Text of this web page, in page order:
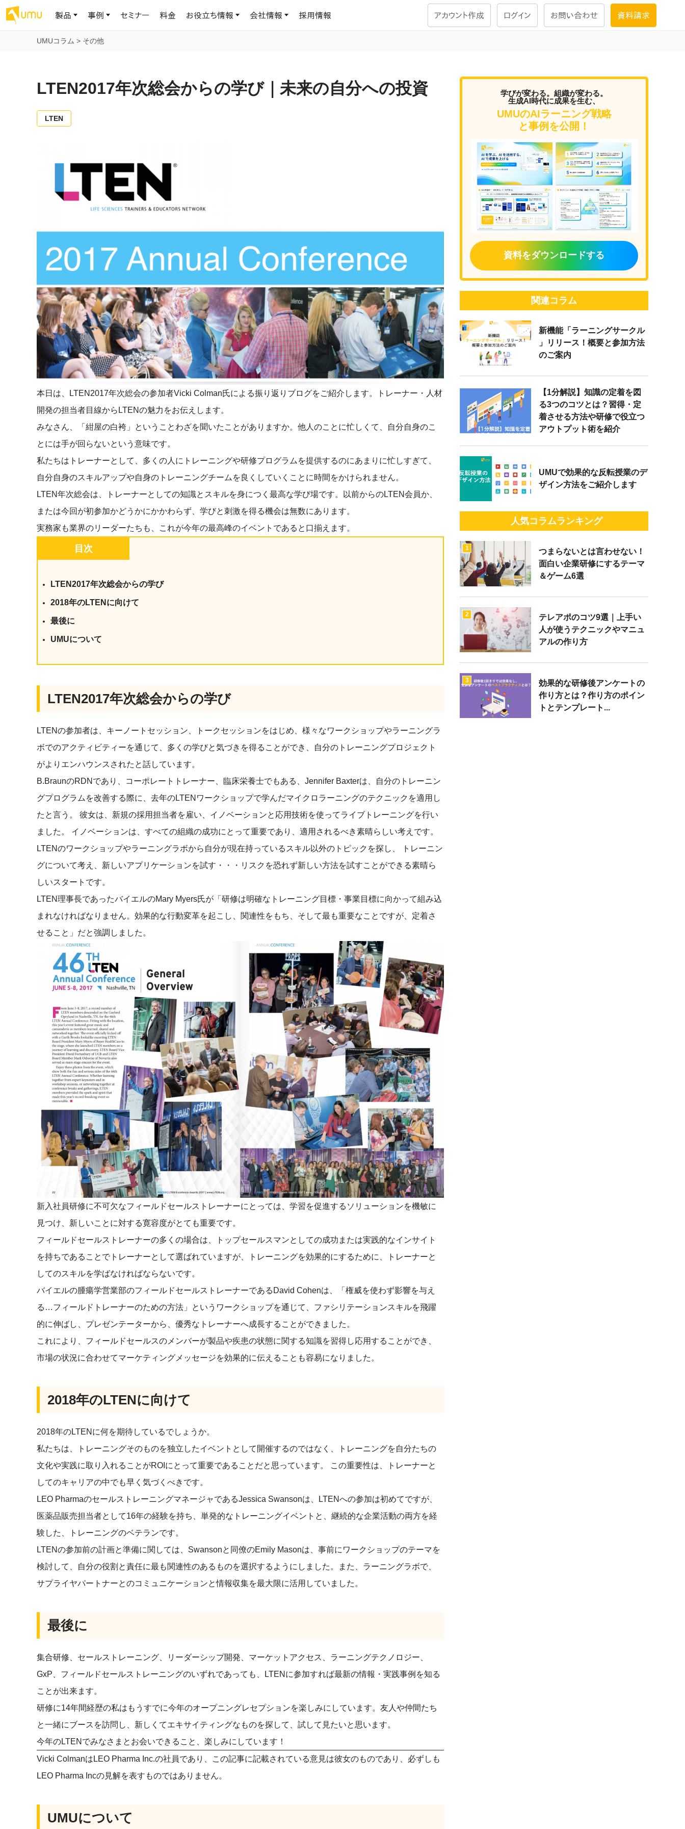
製品
AIリテラシーコース
大規模言語モデル時代のAIリテラ
まで。AIを使いこなすプロンプトリテ
AIリテラシー アセスメント
AI人材育成：次世代トップセー
営業担当者のAI活用力を高め、成
約率向上を実現
AI人材育成：ビジネスライティ
AI時代の全ビジネスパーソン必須
のコアスキル。 ドラフト作成を自動
化し、業務スピードを加速
AI人材育成：タイムマネジメント
AIでタスクの優先順位を瞬時に判
管理へ
AI人材育成：プロジェクトマネ
ジメント
AIでステークホルダー分析を行い、
戦略を立案。組織を巻き込み、成果
を出す推進力を養う
AI人材育成：HRエンパワーメ
AIでオペレーション業務から解放。
人と向き合い、組織を変える戦略人
AIロープレ
学習の科学に基づくAIロープレで、
AI マネジメント Dojo
ードバックでスキルを定着
uShow
製品紹介や営業トレーニングといっ
た、重要なビジネスプレゼンに最適
化されたPPTスピーチ練習
UMU AI課題
AIによる個別フィードバックで練習
の質を飛躍的に高め、スキルアップ
を実現
UMU AIビデオ
AIバーチャル講師の動画をワンクリ
ックで作成。企業研修やマニュアル
作成の手間を削減
社内の情報資産を活用し、社員か
らの質問に回答する専属のAIアシ
UMU AIジェスチャー課題
スピーチやプレゼンに効果的なジェ
スチャーに特化した実践トレーニン
ラーニングプラットフォーム
試験を受ける
大画面インタラクション
学習プログラム
事例
お客様の課題解決のプロセスと成果を、インタビュー記事でご紹介し
お客様の声
2.8万社以上が導入した信頼と実績の一覧を、こちらでご覧いただけ
セミナー 料金 お役立ち情報
AI活用や人材育成に役立つ、課題解決のための資料を無料でご提
供します
お知らせ
プロが作成した質の高い研修コースを購入し、即座に自社で導入で
専門家がAIや組織開発を深掘り解説する、実践に役立つナレッジで
す
会社情報
世界203カ国・国内28,000社以上の導入実績と基本情報
ミッション・ビジョン、社名に込められた想い
代表と各分野の顧問・アドバイザーをご紹介
採用情報 アカウント作成 ログイン お問い合わせ 資料請求
UMUコラム > その他
LTEN2017年次総会からの学び｜未来の自分への投資
LTEN
本日は、LTEN2017年次総会の参加者Vicki Colman氏による振り返りブログをご紹介します。トレーナー・人材
開発の担当者目線からLTENの魅力をお伝えします。
みなさん、「紺屋の白袴」ということわざを聞いたことがありますか。他人のことに忙しくて、自分自身のこ
とには手が回らないという意味です。
私たちはトレーナーとして、多くの人にトレーニングや研修プログラムを提供するのにあまりに忙しすぎて、
自分自身のスキルアップや自身のトレーニングチームを良くしていくことに時間をかけられません。
LTEN年次総会は、トレーナーとしての知識とスキルを身につく最高な学び場です。以前からのLTEN会員か、
または今回が初参加かどうかにかかわらず、学びと刺激を得る機会は無数にあります。
実務家も業界のリーダーたちも、これが今年の最高峰のイベントであると口揃えます。
目次
LTEN2017年次総会からの学び
2018年のLTENに向けて
最後に
UMUについて
LTEN2017年次総会からの学び
LTENの参加者は、キーノートセッション、トークセッションをはじめ、様々なワークショップやラーニングラ
ボでのアクティビティーを通じて、多くの学びと気づきを得ることができ、自分のトレーニングプロジェクト
がよりエンハウンスされたと話しています。
B.BraunのRDNであり、コーポレートトレーナー、臨床栄養士でもある、Jennifer Baxterは、自分のトレーニン
グプログラムを改善する際に、去年のLTENワークショップで学んだマイクロラーニングのテクニックを適用し
たと言う。 彼女は、新規の採用担当者を雇い、イノベーションと応用技術を使ってライブトレーニングを行い
ました。 イノベーションは、すべての組織の成功にとって重要であり、適用されるべき素晴らしい考えです。
LTENのワークショップやラーニングラボから自分が現在持っているスキル以外のトピックを探し、 トレーニン
グについて考え、新しいアプリケーションを試す・・・リスクを恐れず新しい方法を試すことができる素晴ら
しいスタートです。
LTEN理事長であったバイエルのMary Myers氏が「研修は明確なトレーニング目標・事業目標に向かって組み込
まれなければなりません。効果的な行動変革を起こし、関連性をもち、そして最も重要なことですが、定着さ
せること」だと強調しました。
新入社員研修に不可欠なフィールドセールストレーナーにとっては、学習を促進するソリューションを機敏に
見つけ、新しいことに対する寛容度がとても重要です。
フィールドセールストレーナーの多くの場合は、トップセールスマンとしての成功または実践的なインサイト
を持ちであることでトレーナーとして選ばれていますが、トレーニングを効果的にするために、トレーナーと
してのスキルを学ばなければならないです。
バイエルの腫瘍学営業部のフィールドセールストレーナーであるDavid Cohenは、「権威を使わず影響を与え
る…フィールドトレーナーのための方法」というワークショップを通じて、ファシリテーションスキルを飛躍
的に伸ばし、プレゼンテーターから、優秀なトレーナーへ成長することができました。
これにより、フィールドセールスのメンバーが製品や疾患の状態に関する知識を習得し応用することができ、
市場の状況に合わせてマーケティングメッセージを効果的に伝えることも容易になりました。
2018年のLTENに向けて
2018年のLTENに何を期待しているでしょうか。
私たちは、トレーニングそのものを独立したイベントとして開催するのではなく、トレーニングを自分たちの
文化や実践に取り入れることがROIにとって重要であることだと思っています。 この重要性は、トレーナーと
してのキャリアの中でも早く気づくべきです。
LEO PharmaのセールストレーニングマネージャであるJessica Swansonは、LTENへの参加は初めてですが、
医薬品販売担当者として16年の経験を持ち、単発的なトレーニングイベントと、継続的な企業活動の両方を経
験した、トレーニングのベテランです。
LTENの参加前の計画と準備に関しては、Swansonと同僚のEmily Masonは、事前にワークショップのテーマを
検討して、自分の役割と責任に最も関連性のあるものを選択するようにしました。また、ラーニングラボで、
サプライヤパートナーとのコミュニケーションと情報収集を最大限に活用していました。
最後に
集合研修、セールストレーニング、リーダーシップ開発、マーケットアクセス、ラーニングテクノロジー、
GxP、フィールドセールストレーニングのいずれであっても、LTENに参加すれば最新の情報・実践事例を知る
ことが出来ます。
研修に14年間経歴の私はもうすでに今年のオープニングレセプションを楽しみにしています。友人や仲間たち
と一緒にブースを訪問し、新しくてエキサイティングなものを探して、試して見たいと思います。
今年のLTENでみなさまとお会いできること、楽しみにしています！
Vicki ColmanはLEO Pharma Inc.の社員であり、この記事に記載されている意見は彼女のものであり、必ずしも
LEO Pharma Incの見解を表すものではありません。
UMUについて
学びが変わる。組織が変わる。
生成AI時代に成果を生む、
UMUのAIラーニング戦略
と事例を公開！
資料をダウンロードする
関連コラム
新機能「ラーニングサークル
」リリース！概要と参加方法
のご案内
【1分解説】知識の定着を図
る3つのコツとは？習得・定
着させる方法や研修で役立つ
アウトプット術を紹介
UMUで効果的な反転授業のデ
ザイン方法をご紹介します
人気コラムランキング
1
つまらないとは言わせない！
面白い企業研修にするテーマ
＆ゲーム6選
2
テレアポのコツ9選｜上手い
人が使うテクニックやマニュ
アルの作り方
3
効果的な研修後アンケートの
作り方とは？作り方のポイン
トとテンプレート...